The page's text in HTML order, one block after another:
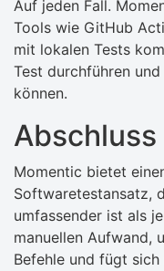
Auf jeden Fall.
Tools wie GitHub
mit lokalen Tests
Test durchführen
können.
Abschluss
Momentic bietet
Softwaretestansatz,
umfassender ist als
manuellen Aufwand,
Befehle und fügt